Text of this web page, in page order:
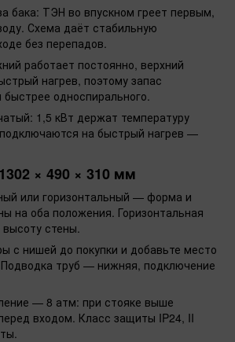
бака: ТЭН во впускном греет первым,
Схема даёт стабильную
без перепадов.
работает постоянно, верхний
нагрев, поэтому запас
быстрее односпирального.
1,5 кВт держат температуру
на быстрый нагрев —
× 490 × 310 мм
или горизонтальный — форма и
на оба положения. Горизонтальная
стены.
с нишей до покупки и добавьте место
Подводка труб — нижняя, подключение
— 8 атм: при стояке выше
входом. Класс защиты IP24, II